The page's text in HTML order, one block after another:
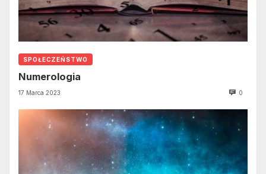
SPOŁECZEŃSTWO
Numerologia
17 Marca 2023 0